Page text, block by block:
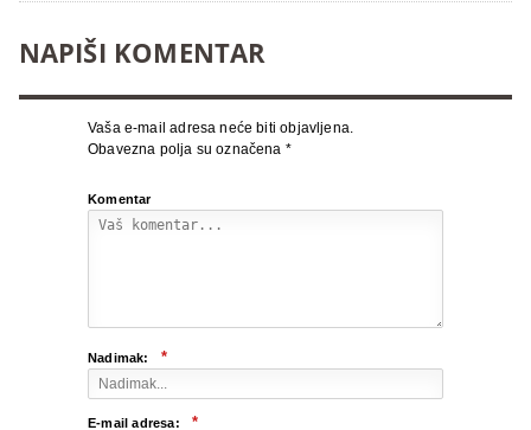
NAPIŠI KOMENTAR
Vaša e-mail adresa neće biti objavljena.
Obavezna polja su označena *
Komentar
Nadimak: *
E-mail adresa: *